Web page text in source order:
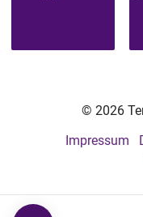
© 2026
Impressum